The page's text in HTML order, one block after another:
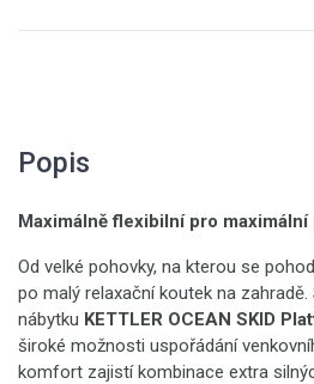
Popis
Maximálně flexibilní pro
Od velké pohovky, na kterou se
po malý relaxační koutek na
nábytku KETTLER OCEAN SKID
široké možnosti uspořádání
komfort zajistí kombinace extra